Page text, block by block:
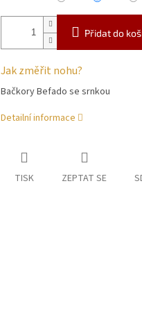
Přidat do
Jak změřit nohu?
Bačkory Befado se srnkou
Detailní informace
TISK ZEPTAT SE